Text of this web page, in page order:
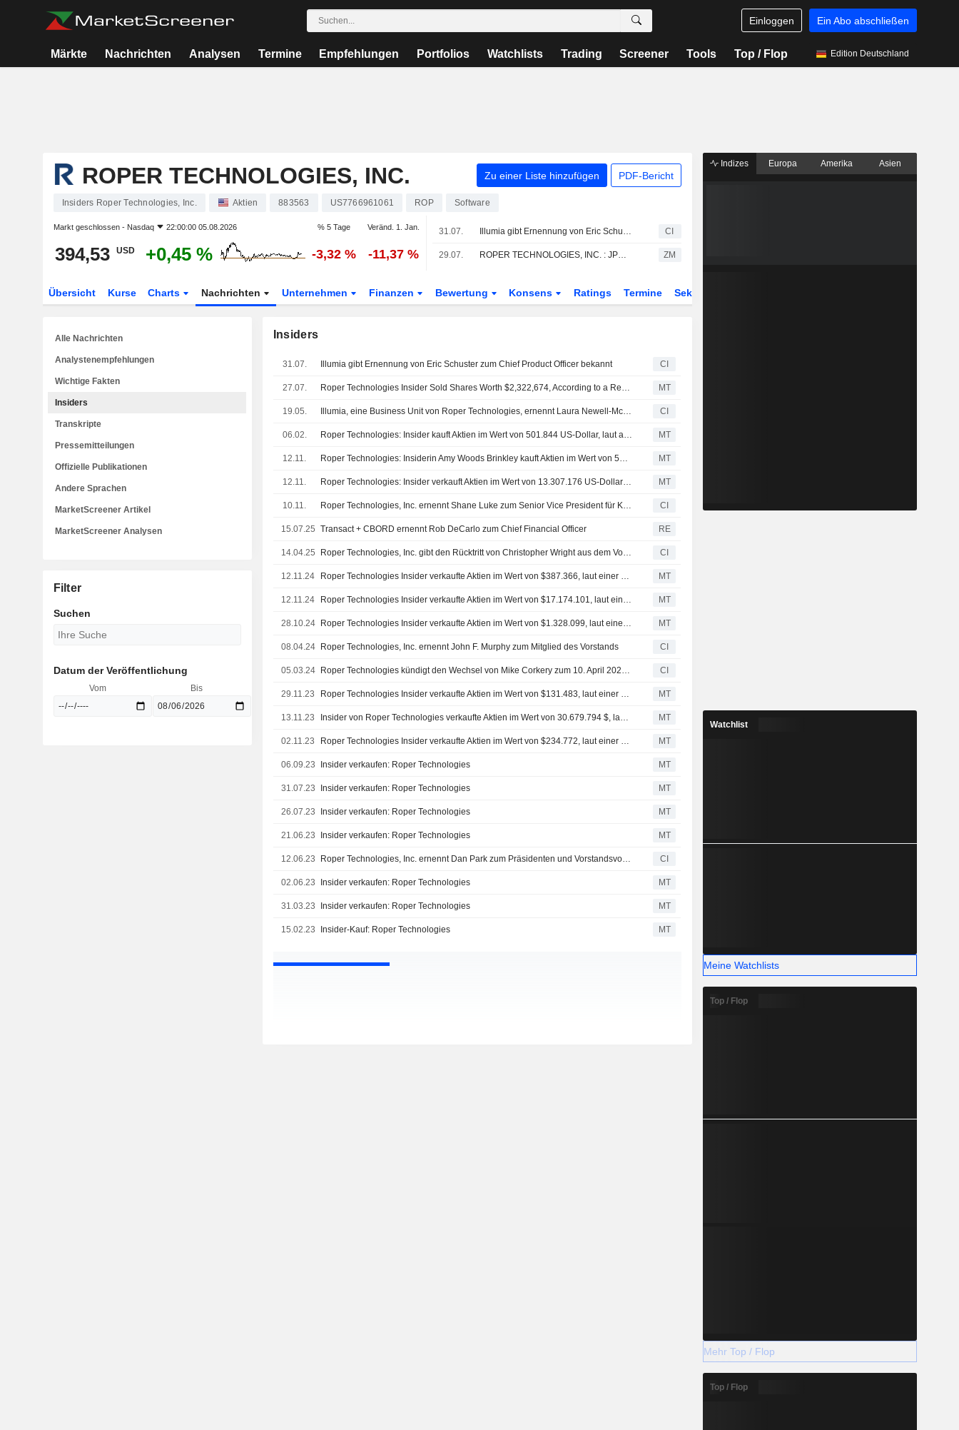
Einloggen Ein Abo abschließen
Märkte Nachrichten Analysen Termine Empfehlungen Portfolios Watchlists Trading Screener Tools Top / Flop Edition Deutschland
ROPER TECHNOLOGIES, INC. Zu einer Liste hinzufügen PDF-Bericht
Insiders Roper Technologies, Inc. Aktien 883563 US7766961061 ROP Software
Markt geschlossen - Nasdaq 22:00:00 05.08.2026 % 5 Tage Veränd. 1. Jan.
394,53 USD +0,45 % -3,32 % -11,37 %
31.07. Illumia gibt Ernennung von Eric Schuster zum Chief Product Officer bekannt CI
29.07. ROPER TECHNOLOGIES, INC. : JPMorgan Chase bleibt ein Verkaufen-Rating ZM
Übersicht Kurse Charts Nachrichten Unternehmen Finanzen Bewertung Konsens Ratings Termine Sektor
Insiders
31.07. Illumia gibt Ernennung von Eric Schuster zum Chief Product Officer bekannt CI
27.07. Roper Technologies Insider Sold Shares Worth $2,322,674, According to a Recent SEC Filing MT
19.05. Illumia, eine Business Unit von Roper Technologies, ernennt Laura Newell-McLaughlin zum Chief Operating Officer CI
06.02. Roper Technologies: Insider kauft Aktien im Wert von 501.844 US-Dollar, laut aktueller SEC-Meldung MT
12.11. Roper Technologies: Insiderin Amy Woods Brinkley kauft Aktien im Wert von 540.856 US-Dollar MT
12.11. Roper Technologies: Insider verkauft Aktien im Wert von 13.307.176 US-Dollar laut aktueller SEC-Meldung MT
10.11. Roper Technologies, Inc. ernennt Shane Luke zum Senior Vice President für Künstliche Intelligenz CI
15.07.25 Transact + CBORD ernennt Rob DeCarlo zum Chief Financial Officer RE
14.04.25 Roper Technologies, Inc. gibt den Rücktritt von Christopher Wright aus dem Vorstand mit Wirkung zum 10. Juni 2025 bekannt CI
12.11.24 Roper Technologies Insider verkaufte Aktien im Wert von $387.366, laut einer aktuellen SEC Einreichung MT
12.11.24 Roper Technologies Insider verkaufte Aktien im Wert von $17.174.101, laut einer aktuellen SEC Einreichung MT
28.10.24 Roper Technologies Insider verkaufte Aktien im Wert von $1.328.099, laut einer aktuellen SEC Einreichung MT
08.04.24 Roper Technologies, Inc. ernennt John F. Murphy zum Mitglied des Vorstands CI
05.03.24 Roper Technologies kündigt den Wechsel von Mike Corkery zum 10. April 2024 in eine Vollzeitposition als Operating Group Executive an CI
29.11.23 Roper Technologies Insider verkaufte Aktien im Wert von $131.483, laut einer aktuellen SEC Einreichung MT
13.11.23 Insider von Roper Technologies verkaufte Aktien im Wert von 30.679.794 $, laut einer aktuellen SEC Einreichung MT
02.11.23 Roper Technologies Insider verkaufte Aktien im Wert von $234.772, laut einer aktuellen SEC Einreichung MT
06.09.23 Insider verkaufen: Roper Technologies MT
31.07.23 Insider verkaufen: Roper Technologies MT
26.07.23 Insider verkaufen: Roper Technologies MT
21.06.23 Insider verkaufen: Roper Technologies MT
12.06.23 Roper Technologies, Inc. ernennt Dan Park zum Präsidenten und Vorstandsvorsitzenden von CBORD/Horizon Software CI
02.06.23 Insider verkaufen: Roper Technologies MT
31.03.23 Insider verkaufen: Roper Technologies MT
15.02.23 Insider-Kauf: Roper Technologies MT
Alle Nachrichten
Analystenempfehlungen
Wichtige Fakten
Insiders
Transkripte
Pressemitteilungen
Offizielle Publikationen
Andere Sprachen
MarketScreener Artikel
MarketScreener Analysen
Filter
Suchen
Datum der Veröffentlichung
Vom Bis
Indizes Europa Amerika Asien
Watchlist
Meine Watchlists
Top / Flop
Mehr Top / Flop
Top / Flop